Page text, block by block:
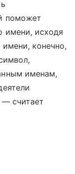
поможет
имени, исходя
конечно,
именам,
считает